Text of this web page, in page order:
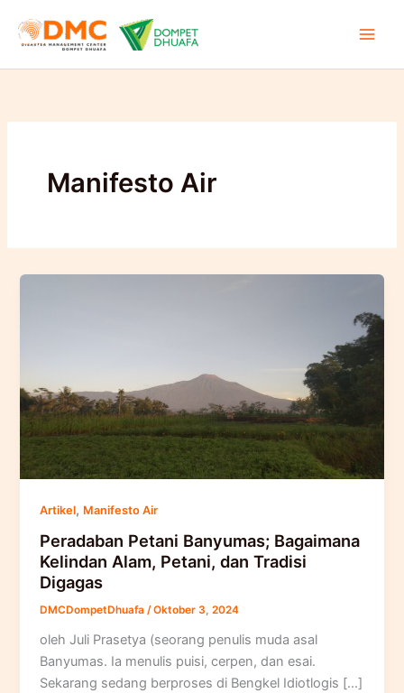
Manifesto Air
Artikel, Manifesto Air
Peradaban Petani Banyumas; Bagaimana
Kelindan Alam, Petani, dan Tradisi
Digagas
DMCDompetDhuafa/Oktober 3, 2024
oleh Juli Prasetya (seorang penulis muda asal
Banyumas. Ia menulis puisi, cerpen, dan esai.
Sekarang sedang berproses di Bengkel Idiotlogis […]